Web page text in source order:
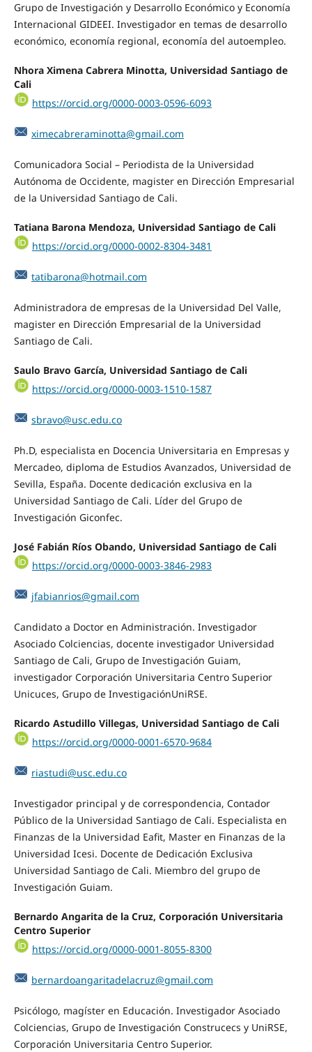
Grupo de Investigación y Desarrollo Económico y Economía
Internacional GIDEEI. Investigador en temas de desarrollo
económico, economía regional, economía del autoempleo.
Nhora Ximena Cabrera Minotta, Universidad Santiago de
Cali
https://orcid.org/0000-0003-0596-6093
ximecabreraminotta@gmail.com
Comunicadora Social – Periodista de la Universidad
Autónoma de Occidente, magister en Dirección Empresarial
de la Universidad Santiago de Cali.
Tatiana Barona Mendoza, Universidad Santiago de Cali
https://orcid.org/0000-0002-8304-3481
tatibarona@hotmail.com
Administradora de empresas de la Universidad Del Valle,
magister en Dirección Empresarial de la Universidad
Santiago de Cali.
Saulo Bravo García, Universidad Santiago de Cali
https://orcid.org/0000-0003-1510-1587
sbravo@usc.edu.co
Ph.D, especialista en Docencia Universitaria en Empresas y
Mercadeo, diploma de Estudios Avanzados, Universidad de
Sevilla, España. Docente dedicación exclusiva en la
Universidad Santiago de Cali. Líder del Grupo de
Investigación Giconfec.
José Fabián Ríos Obando, Universidad Santiago de Cali
https://orcid.org/0000-0003-3846-2983
jfabianrios@gmail.com
Candidato a Doctor en Administración. Investigador
Asociado Colciencias, docente investigador Universidad
Santiago de Cali, Grupo de Investigación Guiam,
investigador Corporación Universitaria Centro Superior
Unicuces, Grupo de InvestigaciónUniRSE.
Ricardo Astudillo Villegas, Universidad Santiago de Cali
https://orcid.org/0000-0001-6570-9684
riastudi@usc.edu.co
Investigador principal y de correspondencia, Contador
Público de la Universidad Santiago de Cali. Especialista en
Finanzas de la Universidad Eafit, Master en Finanzas de la
Universidad Icesi. Docente de Dedicación Exclusiva
Universidad Santiago de Cali. Miembro del grupo de
Investigación Guiam.
Bernardo Angarita de la Cruz, Corporación Universitaria
Centro Superior
https://orcid.org/0000-0001-8055-8300
bernardoangaritadelacruz@gmail.com
Psicólogo, magíster en Educación. Investigador Asociado
Colciencias, Grupo de Investigación Construcecs y UniRSE,
Corporación Universitaria Centro Superior.